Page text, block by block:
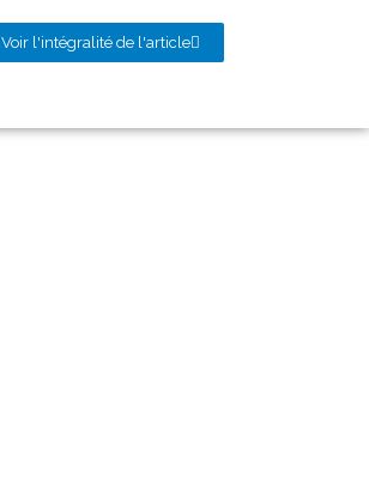
Voir l'intégralité de l'article